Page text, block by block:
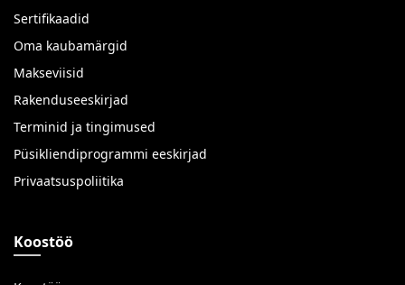
Sertifikaadid
Oma kaubamärgid
Makseviisid
Rakenduseeskirjad
Terminid ja tingimused
Püsikliendiprogrammi eeskirjad
Privaatsuspoliitika
Koostöö